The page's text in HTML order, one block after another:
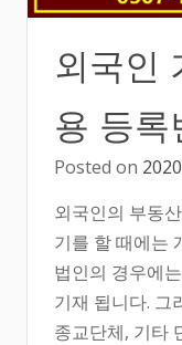
외국인
용 등록
Posted on
외국인의 부동
기를 할 때에는
법인의 경우에
기재 됩니다. 그
종교단체, 기타